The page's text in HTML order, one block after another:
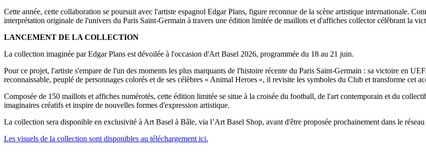
Cette année, cette collaboration se poursuit avec l'artiste espagnol Edgar Plans, figure reconnue de la scène artistique internationale.
interprétation originale de l'univers du Paris Saint-Germain à travers une édition limitée de maillots et d'affiches collector célébrant la
LANCEMENT DE LA COLLECTION
La collection imaginée par Edgar Plans est dévoilée à l'occasion d'Art Basel 2026, programmée du 18 au 21 juin.
Pour ce projet, l'artiste s'empare de l'un des moments les plus marquants de l'histoire récente du Paris Saint-Germain : sa victoire en
reconnaissable, peuplé de personnages colorés et de ses célèbres « Animal Heroes », il revisite les symboles du Club et transforme cet
Composée de 150 maillots et affiches numérotés, cette édition limitée se situe à la croisée du football, de l'art contemporain et du
imaginaires créatifs et inspire de nouvelles formes d'expression artistique.
La collection sera disponible en exclusivité à Art Basel à Bâle, via l’Art Basel Shop, avant d'être proposée prochainement dans le
Les visuels de la collection sont disponibles au téléchargement ici.